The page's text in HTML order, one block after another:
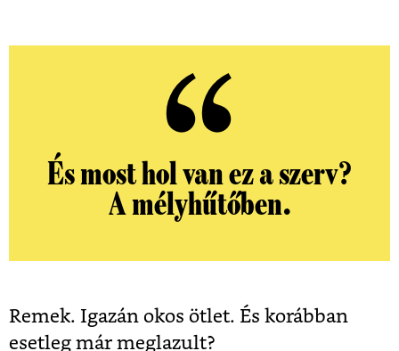
És most hol van ez a szerv?
A mélyhűtőben.
Remek. Igazán okos ötlet. És korábban
esetleg már meglazult?